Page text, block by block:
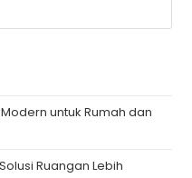
untuk Rumah dan
Ruangan Lebih